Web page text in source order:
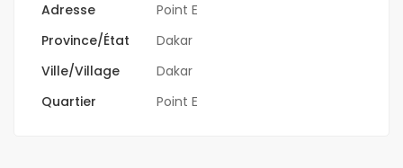
Adresse
Point E
Province/État
Dakar
Ville/Village
Dakar
Quartier
Point E